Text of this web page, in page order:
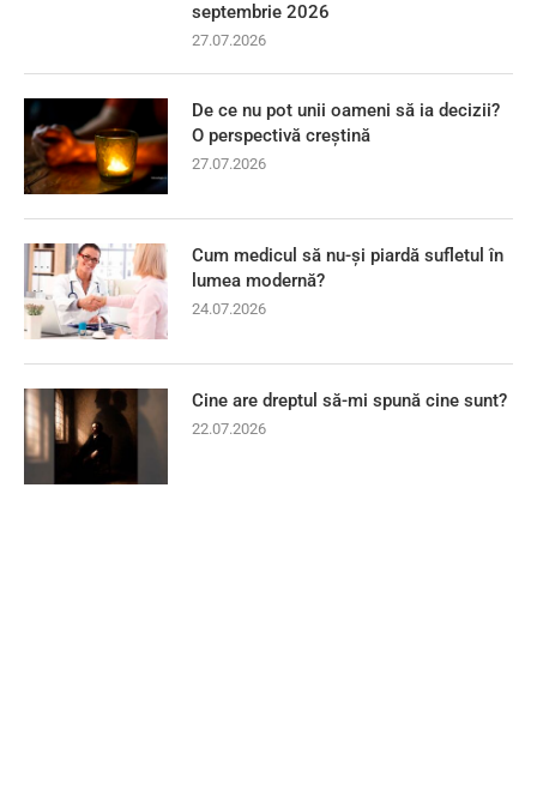
septembrie 2026
27.07.2026
De ce nu pot unii oameni să ia decizii?
O perspectivă creștină
27.07.2026
Cum medicul să nu-și piardă sufletul în
lumea modernă?
24.07.2026
Cine are dreptul să-mi spună cine sunt?
22.07.2026